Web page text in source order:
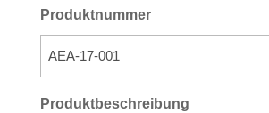
Produktnummer
Produktbeschreibung